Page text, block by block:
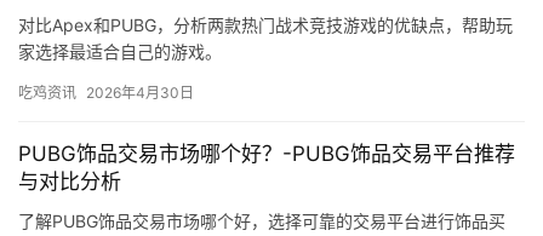
对比Apex和PUBG，分析两款热门战术竞技游戏的优缺点，帮助玩
家选择最适合自己的游戏。
吃鸡资讯 2026年4月30日
PUBG饰品交易市场哪个好？-PUBG饰品交易平台推荐
与对比分析
了解PUBG饰品交易市场哪个好，选择可靠的交易平台进行饰品买